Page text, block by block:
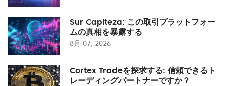
Sur Capiteza: この取引プラットフォー
ムの真相を暴露する
8月 07, 2026
Cortex Tradeを探求する: 信頼できるト
レーディングパートナーですか？